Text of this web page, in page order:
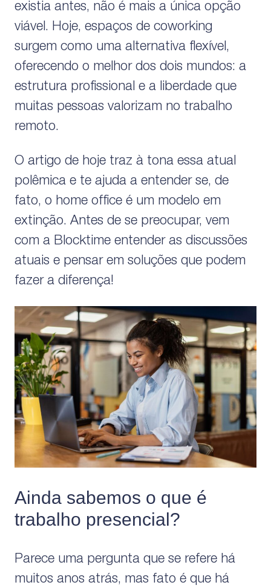
existia antes, não é mais a única opção
viável. Hoje, espaços de coworking
surgem como uma alternativa flexível,
oferecendo o melhor dos dois mundos: a
estrutura profissional e a liberdade que
muitas pessoas valorizam no trabalho
remoto.
O artigo de hoje traz à tona essa atual
polêmica e te ajuda a entender se, de
fato, o home office é um modelo em
extinção. Antes de se preocupar, vem
com a Blocktime entender as discussões
atuais e pensar em soluções que podem
fazer a diferença!
Ainda sabemos o que é
trabalho presencial?
Parece uma pergunta que se refere há
muitos anos atrás, mas fato é que há